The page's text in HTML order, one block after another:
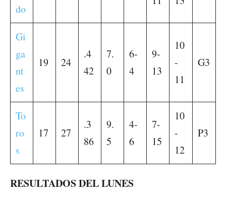
do
Gi
ga
nt
es
19 24
.4
42
7.
0
6-
4
9-
13
10
-
11
G3
To
ro
s
17 27
.3
86
9.
5
4-
6
7-
15
10
-
12
P3
RESULTADOS DEL LUNES